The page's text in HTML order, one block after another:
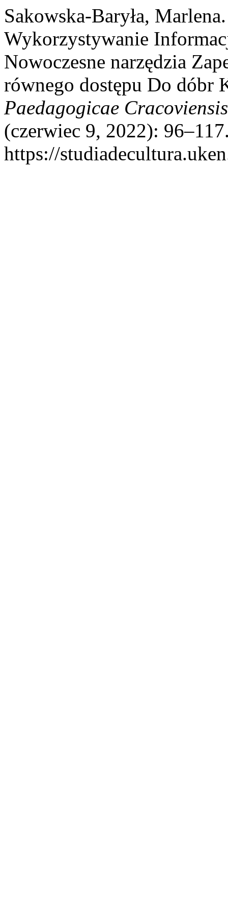
Sakowska-Baryła,
Wykorzystywanie
Nowoczesne narzędzia
równego dostępu Do dóbr
Paedagogicae
(czerwiec 9, 2022):
https://